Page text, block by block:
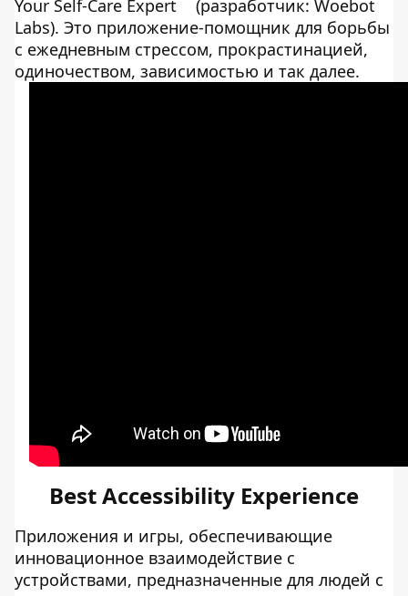
Your Self-Care Expert
(разработчик: Woebot
Labs). Это приложение-помощник для борьбы
с ежедневным стрессом, прокрастинацией,
одиночеством, зависимостью и так далее.
Best Accessibility Experience
Приложения и игры, обеспечивающие
инновационное взаимодействие с
устройствами, предназначенные для людей с